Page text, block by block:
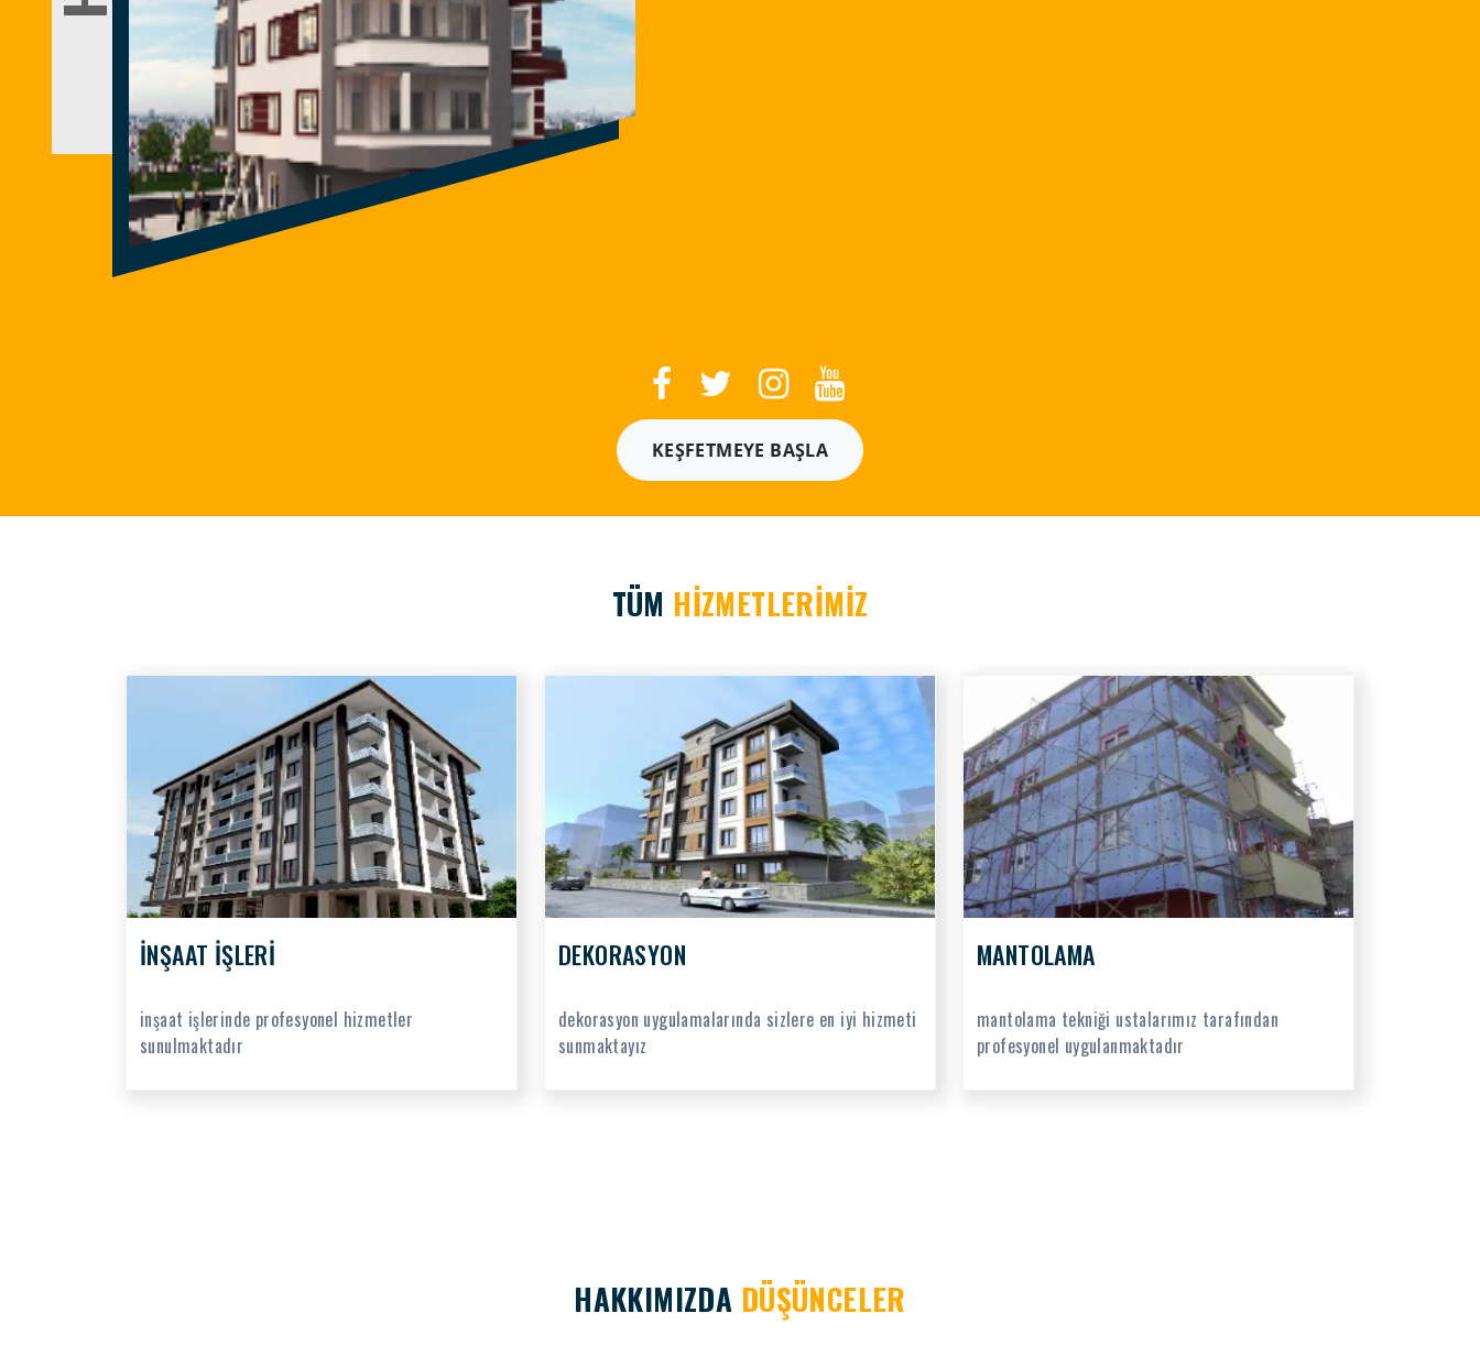
KEŞFETMEYE BAŞLA
TÜM HİZMETLERİMİZ
İNŞAAT İŞLERİ
inşaat işlerinde profesyonel hizmetler
sunulmaktadır
DEKORASYON
dekorasyon uygulamalarında sizlere en iyi hizmeti
sunmaktayız
MANTOLAMA
mantolama tekniği ustalarımız tarafından
profesyonel uygulanmaktadır
HAKKIMIZDA DÜŞÜNCELER